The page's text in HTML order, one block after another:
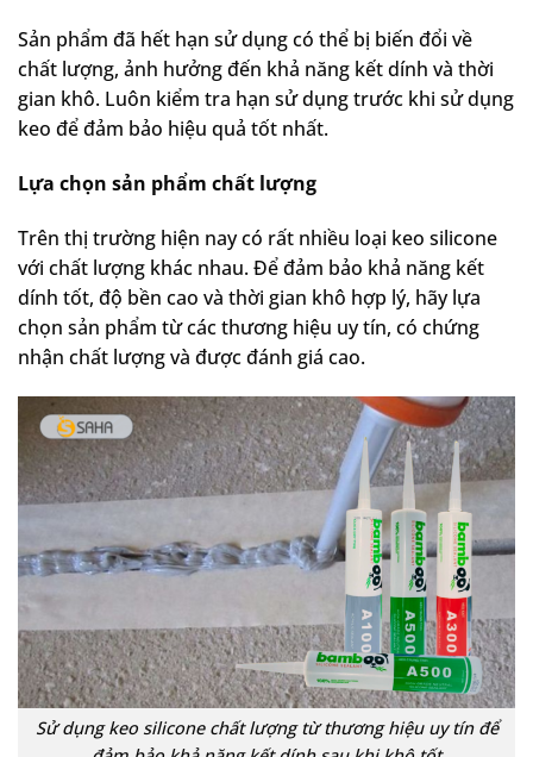
Sản phẩm đã hết hạn sử dụng có thể bị biến đổi về
chất lượng, ảnh hưởng đến khả năng kết dính và thời
gian khô. Luôn kiểm tra hạn sử dụng trước khi sử dụng
keo để đảm bảo hiệu quả tốt nhất.
Lựa chọn sản phẩm chất lượng
Trên thị trường hiện nay có rất nhiều loại keo silicone
với chất lượng khác nhau. Để đảm bảo khả năng kết
dính tốt, độ bền cao và thời gian khô hợp lý, hãy lựa
chọn sản phẩm từ các thương hiệu uy tín, có chứng
nhận chất lượng và được đánh giá cao.
Sử dụng keo silicone chất lượng từ thương hiệu uy tín để